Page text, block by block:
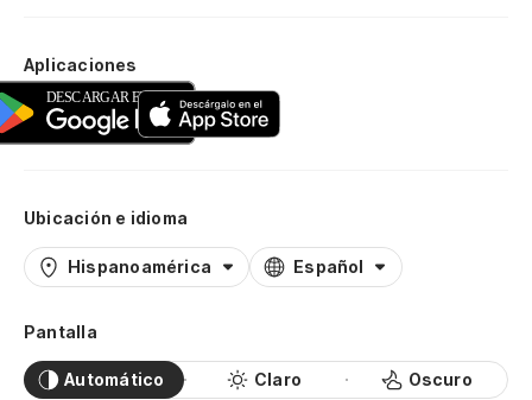
Aplicaciones
Ubicación e idioma
Hispanoamérica Español
Pantalla
Automático Claro Oscuro